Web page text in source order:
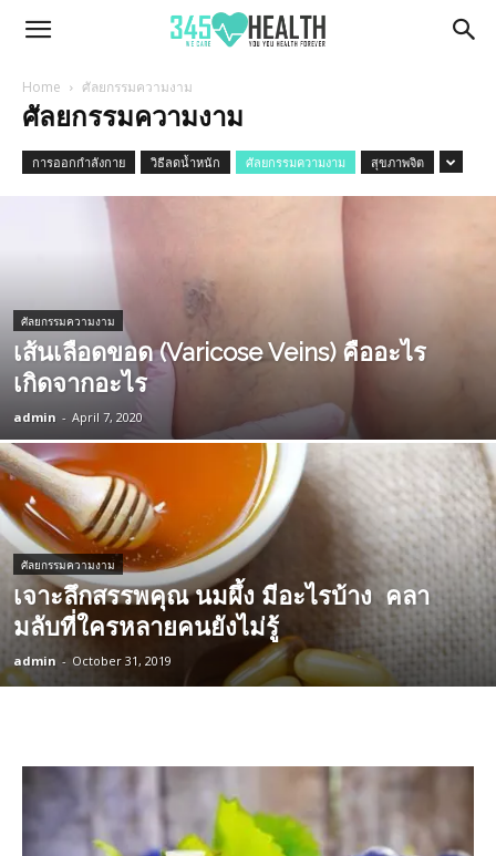
345Health
Home ศัลยกรรมความงาม
ศัลยกรรมความงาม
การออกกำลังกาย วิธีลดน้ำหนัก ศัลยกรรมความงาม สุขภาพจิต
ศัลยกรรมความงาม
เส้นเลือดขอด (Varicose Veins) คืออะไร
เกิดจากอะไร
admin - April 7, 2020
ศัลยกรรมความงาม
เจาะลึกสรรพคุณ นมผึ้ง มีอะไรบ้าง คลา
มลับที่ใครหลายคนยังไม่รู้
admin - October 31, 2019